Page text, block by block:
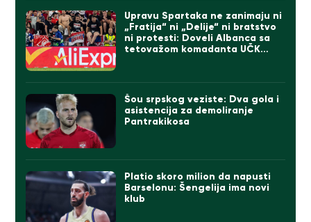
Upravu Spartaka ne zanimaju ni
„Fratija“ ni „Delije“ ni bratstvo
ni protesti: Doveli Albanca sa
tetovažom komadanta UČK
Šou srpskog veziste: Dva gola i
asistencija za demoliranje
Pantrakikosa
Platio skoro milion da napusti
Barselonu: Šengelija ima novi
klub